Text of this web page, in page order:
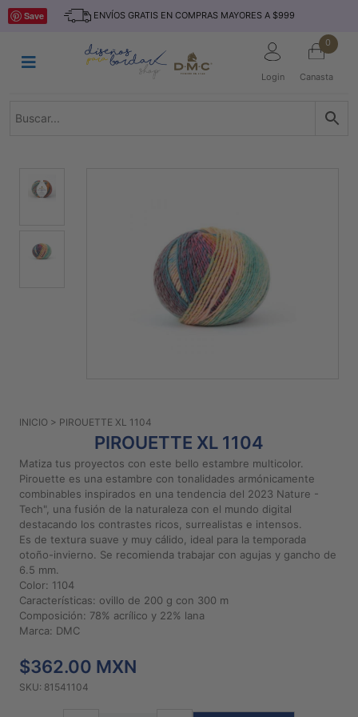
Saltar
ENVÍOS GRATIS EN COMPRAS MAYORES A $999
Login
0
Canasta
INICIO
TEJIDO
TELAS
MARCAS
Preguntas
Aviso De
Privacidad
Políticas
Compra
2026
Para
Bordar
Save
INICIO > PIROUETTE XL 1104
PIROUETTE XL 1104
Matiza tus proyectos con este bello estambre multicolor.
Pirouette es una estambre con tonalidades armónicamente
combinables inspirados en una tendencia del 2023 Nature -
Tech", una fusión de la naturaleza con el mundo digital
destacando los contrastes ricos, surrealistas e intensos.
Es de textura suave y muy cálido, ideal para la temporada
otoño-invierno. Se recomienda trabajar con agujas y gancho de
6.5 mm.
Color: 1104
Características: ovillo de 200 g con 300 m
Composición: 78% acrílico y 22% lana
Marca: DMC
$362.00 MXN
SKU: 81541104